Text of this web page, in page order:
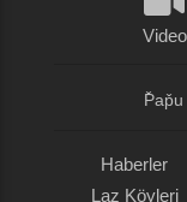
Video
Haberler
Laz Köyleri